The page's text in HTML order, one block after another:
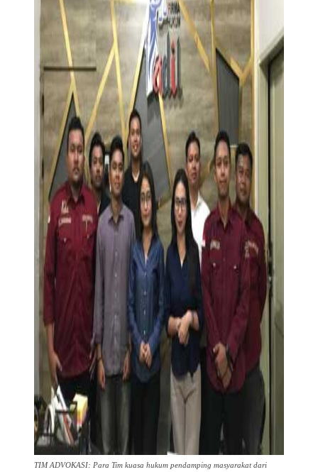
TIM ADVOKASI: Para Tim kuasa hukum pendamping masyarakat dari